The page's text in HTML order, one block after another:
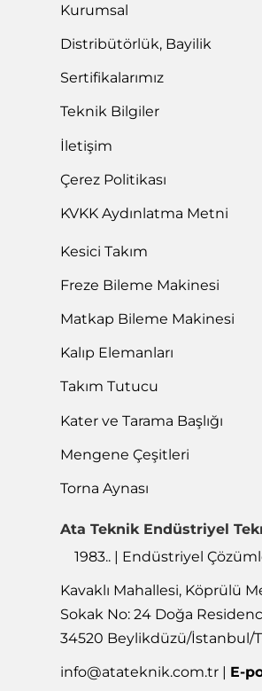
Kurumsal
Distribütörlük, Bayilik
Sertifikalarımız
Teknik Bilgiler
İletişim
Çerez Politikası
KVKK Aydınlatma Metni
Kesici Takım
Freze Bileme Makinesi
Matkap Bileme Makinesi
Kalıp Elemanları
Takım Tutucu
Kater ve Tarama Başlığı
Mengene Çeşitleri
Torna Aynası
Ata Teknik Endüstriyel
1983.. | Endüstriyel
Kavaklı Mahallesi, Köprülü
Sokak No: 24 Doğa
34520 Beylikdüzü/İstanbul/
info@atateknik.com.tr | E-